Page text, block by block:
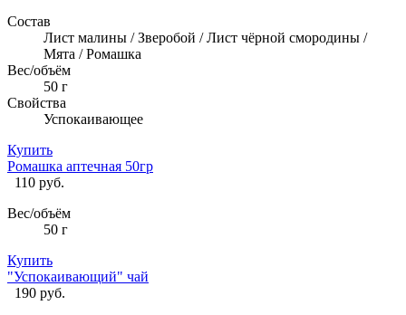
Состав
Лист малины / Зверобой / Лист чёрной смородины /
Мята / Ромашка
Вес/объём
50 г
Свойства
Успокаивающее
Купить
Ромашка аптечная 50гр
110 руб.
Вес/объём
50 г
Купить
"Успокаивающий" чай
190 руб.